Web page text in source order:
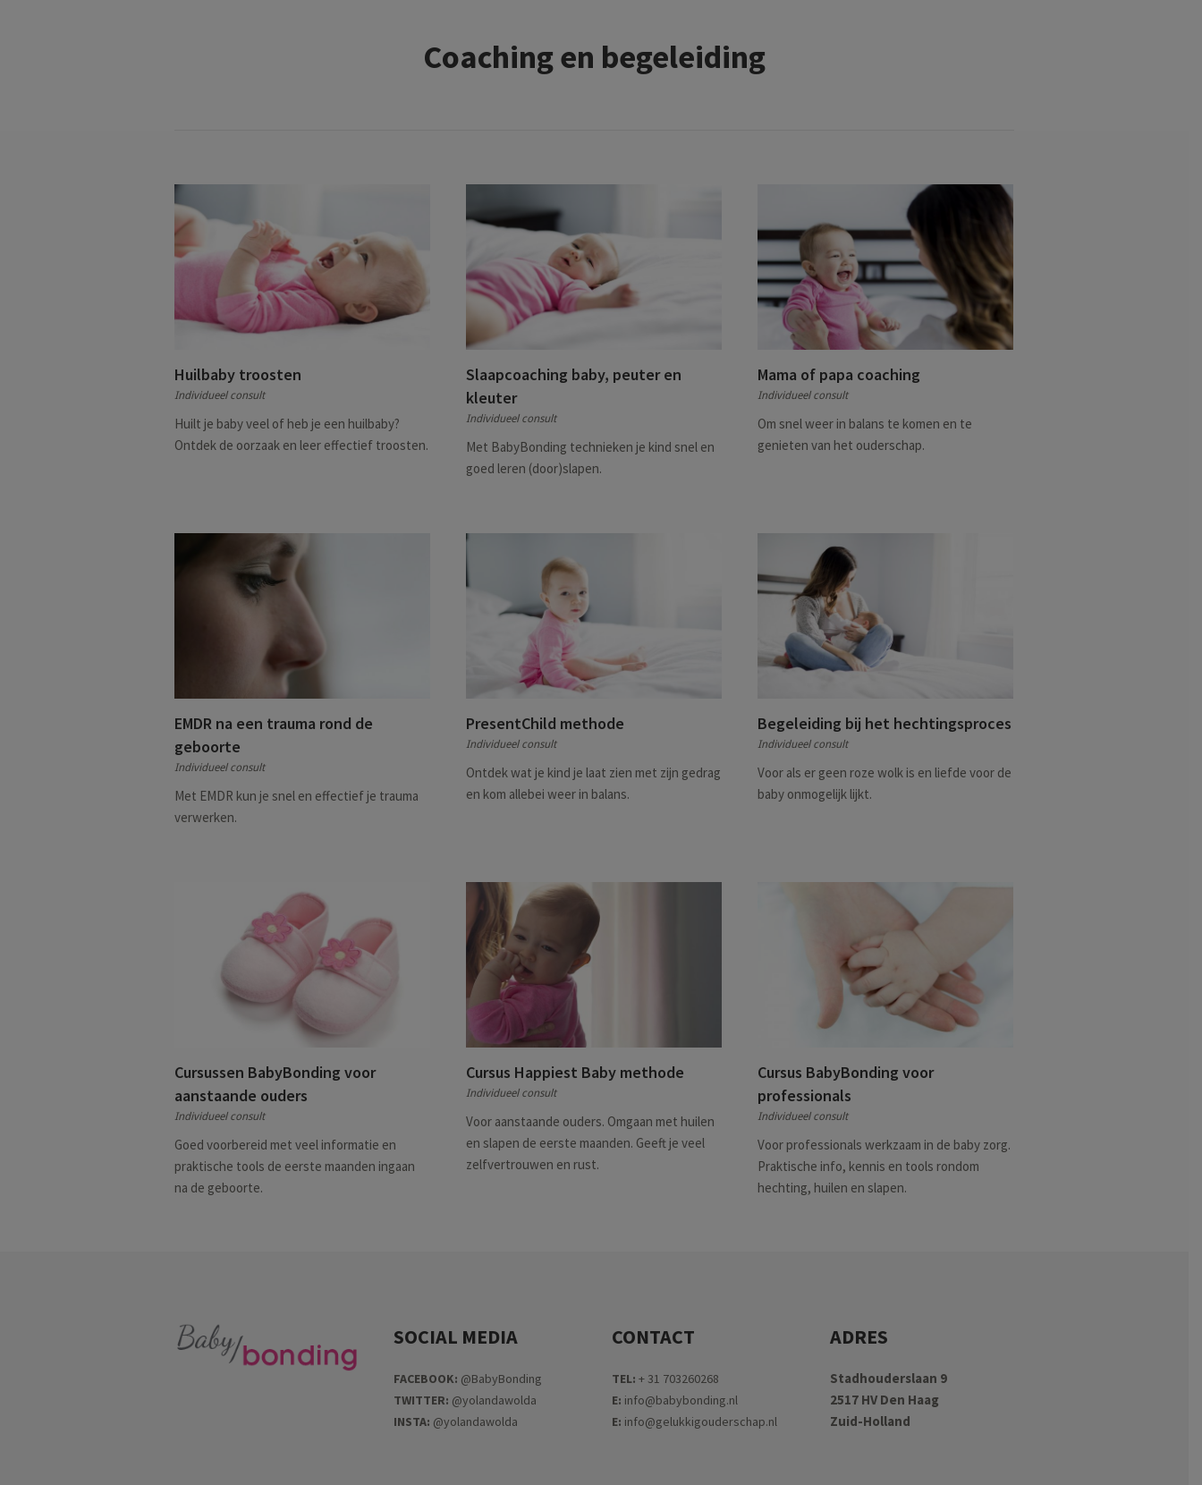
Coaching en begeleiding
Huilbaby troosten
Individueel consult
Huilt je baby veel of heb je een huilbaby?
Ontdek de oorzaak en leer effectief troosten.
Slaapcoaching baby, peuter en
kleuter
Individueel consult
Met BabyBonding technieken je kind snel en
goed leren (door)slapen.
Mama of papa coaching
Individueel consult
Om snel weer in balans te komen en te
genieten van het ouderschap.
EMDR na een trauma rond de
geboorte
Individueel consult
Met EMDR kun je snel en effectief je trauma
verwerken.
PresentChild methode
Individueel consult
Ontdek wat je kind je laat zien met zijn gedrag
en kom allebei weer in balans.
Begeleiding bij het hechtingsproces
Individueel consult
Voor als er geen roze wolk is en liefde voor de
baby onmogelijk lijkt.
Cursussen BabyBonding voor
aanstaande ouders
Individueel consult
Goed voorbereid met veel informatie en
praktische tools de eerste maanden ingaan
na de geboorte.
Cursus Happiest Baby methode
Individueel consult
Voor aanstaande ouders. Omgaan met huilen
en slapen de eerste maanden. Geeft je veel
zelfvertrouwen en rust.
Cursus BabyBonding voor
professionals
Individueel consult
Voor professionals werkzaam in de baby zorg.
Praktische info, kennis en tools rondom
hechting, huilen en slapen.
SOCIAL MEDIA
FACEBOOK: @BabyBonding
TWITTER: @yolandawolda
INSTA: @yolandawolda
CONTACT
TEL: + 31 703260268
E: info@babybonding.nl
E: info@gelukkigouderschap.nl
ADRES
Stadhouderslaan 9
2517 HV Den Haag
Zuid-Holland